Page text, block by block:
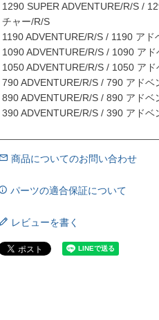
1290 SUPER ADVENTURE/R/S /
チャー/R/S
1190 ADVENTURE/R/S / 1190 アド
1090 ADVENTURE/R/S / 1090 ア
1050 ADVENTURE/R/S / 1050 ア
790 ADVENTURE/R/S / 790 アドベ
890 ADVENTURE/R/S / 890 アドベ
390 ADVENTURE/R/S / 390 アドベ
商品についてのお問い合わせ
パーツの適合保証について
レビューを書く